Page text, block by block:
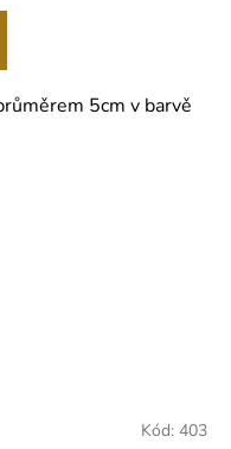
5cm v barvě
Kód: 403